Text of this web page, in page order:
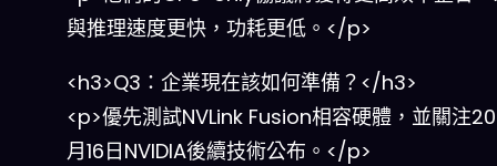
與推理速度更快，功耗更低。</p>
<h3>Q3：企業現在該如何準備？</h3>
<p>優先測試NVLink Fusion相容硬體，並關注
月16日NVIDIA後續技術公布。</p>